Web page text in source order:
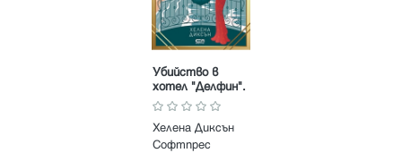
Убийство в
хотел "Делфин".
Криминалните
загадки на
госпожица
Ъндърхей
Хелена Диксън
Софтпрес